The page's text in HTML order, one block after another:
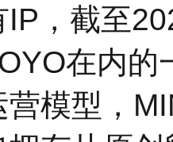
，截至
在内的
模型，